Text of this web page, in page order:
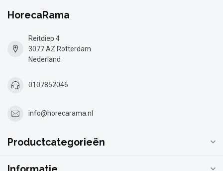
HorecaRama
Reitdiep 4
3077 AZ Rotterdam
Nederland
0107852046
info@horecarama.nl
Productcategorieën